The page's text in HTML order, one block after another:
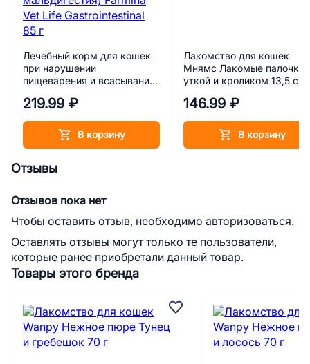
Лечебный корм для кошек
при нарушении
пищеварения и всасывания
(мальабсорбция/
Life Gastrointestinal 85 г
219.99 ₽
В корзину
Лакомство для кошек
Мнямс Лакомые палочки
уткой и кроликом 13,5 см
146.99 ₽
В корзину
Товары этого бренда
Отзывы
Отзывов пока нет
Чтобы оставить отзыв, необходимо авторизоваться.
Оставлять отзывы могут только те пользователи,
которые ранее приобретали данный товар.